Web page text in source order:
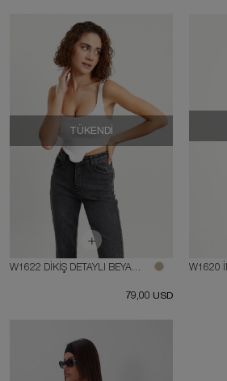
TÜKENDI
W1622 DİKİŞ DETAYLI BEYAZ BÜSTİYER
79,00 USD
W1620